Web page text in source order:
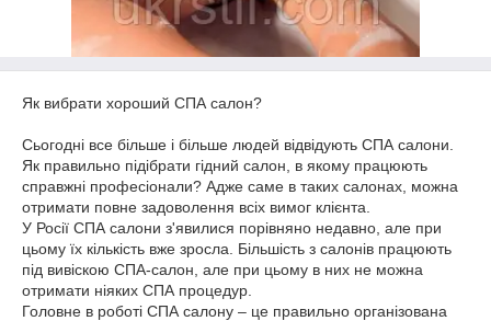
Як вибрати хороший СПА салон?
Сьогодні все більше і більше людей відвідують СПА салони.
Як правильно підібрати гідний салон, в якому працюють
справжні професіонали? Адже саме в таких салонах, можна
отримати повне задоволення всіх вимог клієнта.
У Росії СПА салони з'явилися порівняно недавно, але при
цьому їх кількість вже зросла. Більшість з салонів працюють
під вивіскою СПА-салон, але при цьому в них не можна
отримати ніяких СПА процедур.
Головне в роботі СПА салону – це правильно організована